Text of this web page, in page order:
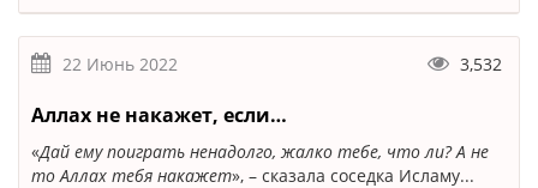
22 Июнь 2022 3,532
Аллах не накажет, если…
«Дай ему поиграть ненадолго, жалко тебе, что ли? А не
то Аллах тебя накажет», – сказала соседка Исламу...